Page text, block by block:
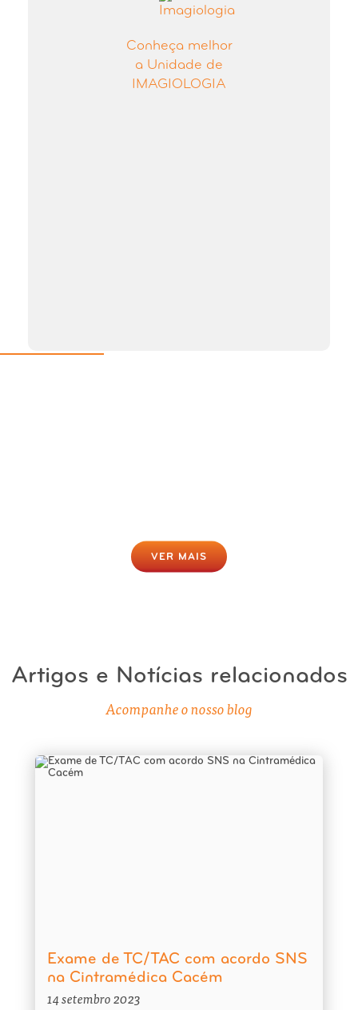
Conheça melhor
a Unidade de
IMAGIOLOGIA
VER MAIS
Artigos e Notícias relacionados
Acompanhe o nosso blog
Exame de TC/TAC com acordo SNS
na Cintramédica Cacém
14 setembro 2023